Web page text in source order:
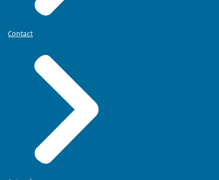
Contact